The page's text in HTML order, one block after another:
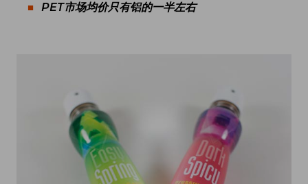
PET市场均价只有铝的一半左右